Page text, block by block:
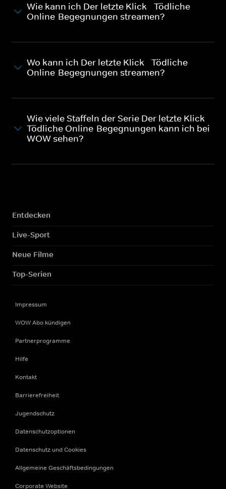
Wie kann ich Der letzte Klick - Tödliche
Online-Begegnungen streamen?
Wo kann ich Der letzte Klick - Tödliche
Online-Begegnungen streamen?
Wie viele Staffeln der Serie Der letzte Klick -
Tödliche Online-Begegnungen kann ich bei
WOW sehen?
Entdecken
Live-Sport
Neue Filme
Top-Serien
Impressum
WOW Abo kündigen
Partnerprogramme
Hilfe
Kontakt
Barrierefreiheit
Jugendschutz
Datenschutzoptionen
Datenschutz und Cookies
Allgemeine Geschäftsbedingungen
Corporate Website